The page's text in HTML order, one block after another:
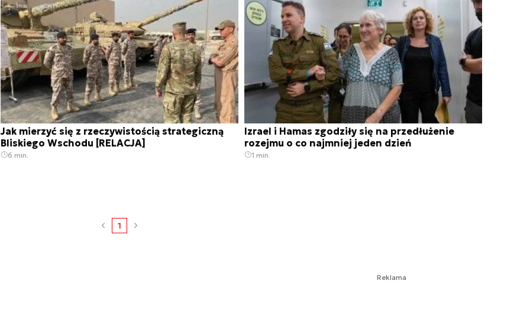
Jak mierzyć się z rzeczywistością strategiczną
Bliskiego Wschodu [RELACJA]
6 min.
Izrael i Hamas zgodziły się na przedłużenie
rozejmu o co najmniej jeden dzień
1 min.
1
Reklama